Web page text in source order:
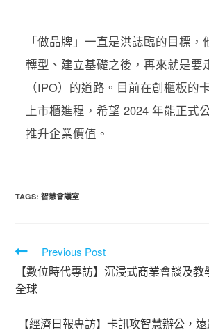
「做品牌」一直是洪誌臨的目標，
轉型、建立基礎之後，再來就是要
（IPO）的道路。目前在創櫃板的
上市櫃進程，希望 2024 年能正式
推升企業價值。
TAGS:智慧會議室
Previous Post
【數位時代專訪】沉浸式商業會談及
全球
【經濟日報專訪】卡訊攻智慧辦公，